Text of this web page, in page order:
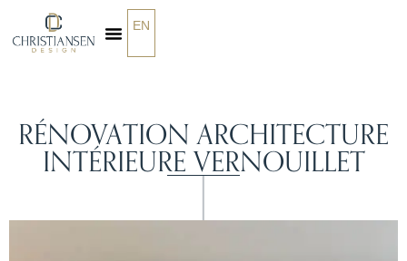
EN
RÉNOVATION ARCHITECTURE
INTÉRIEURE VERNOUILLET